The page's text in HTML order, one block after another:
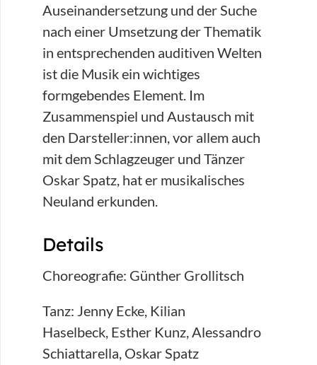
Auseinandersetzung und der Suche
nach einer Umsetzung der Thematik
in entsprechenden auditiven Welten
ist die Musik ein wichtiges
formgebendes Element. Im
Zusammenspiel und Austausch mit
den Darsteller:innen, vor allem auch
mit dem Schlagzeuger und Tänzer
Oskar Spatz, hat er musikalisches
Neuland erkunden.
Details
Choreografie: Günther Grollitsch
Tanz: Jenny Ecke, Kilian
Haselbeck, Esther Kunz, Alessandro
Schiattarella, Oskar Spatz